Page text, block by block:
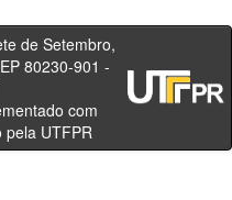
80230-901 -
- Brasil
com
pela UTFPR